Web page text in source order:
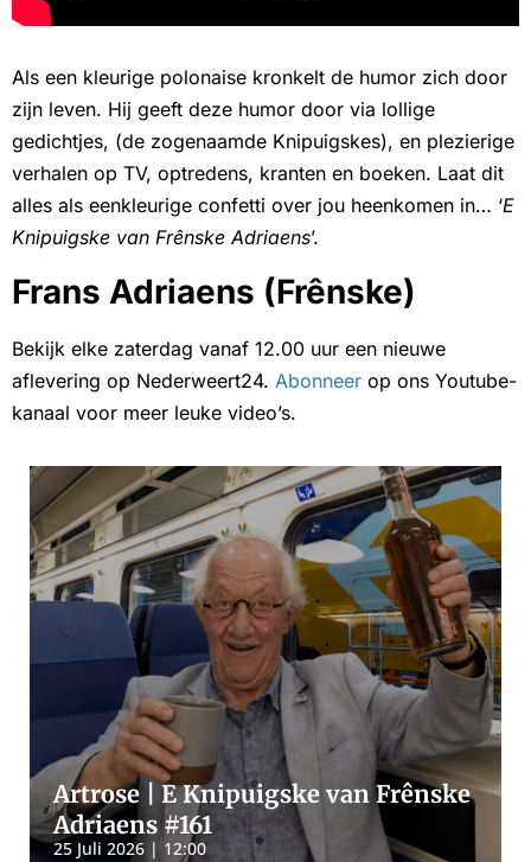
Als een kleurige polonaise kronkelt de humor zich door
zijn leven. Hij geeft deze humor door via lollige
gedichtjes, (de zogenaamde Knipuigskes), en plezierige
verhalen op TV, optredens, kranten en boeken. Laat dit
alles als eenkleurige confetti over jou heenkomen in… ‘E
Knipuigske van Frênske Adriaens’.
Frans Adriaens (Frênske)
Bekijk elke zaterdag vanaf 12.00 uur een nieuwe
aflevering op Nederweert24. Abonneer op ons Youtube-
kanaal voor meer leuke video’s.
Artrose | E Knipuigske van Frênske
Adriaens #161
25 Juli 2026 | 12:00